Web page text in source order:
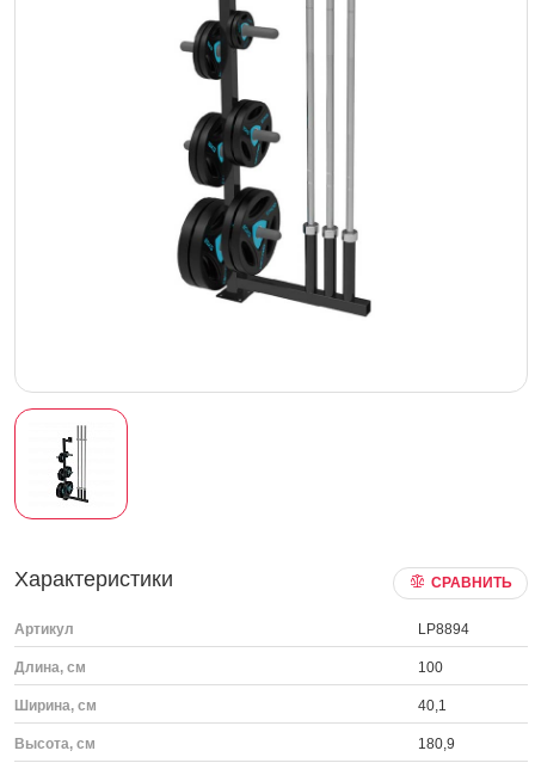
Характеристики СРАВНИТЬ
Артикул LP8894
Длина, см 100
Ширина, см 40,1
Высота, см 180,9